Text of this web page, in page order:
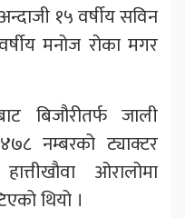
१५ वर्षीय सविन
मनोज रोका मगर
बिजौरीतर्फ जाली
नम्बरको ट्याक्टर
ओरालोमा
थियो ।